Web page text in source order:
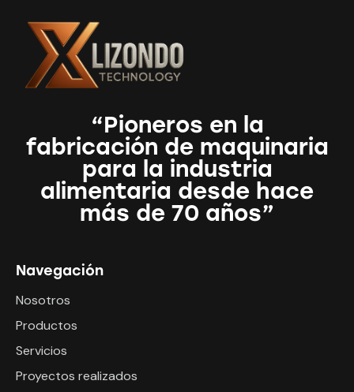
“Pioneros en la
fabricación de maquinaria
para la industria
alimentaria desde hace
más de 70 años”
Navegación
Nosotros
Productos
Servicios
Proyectos realizados